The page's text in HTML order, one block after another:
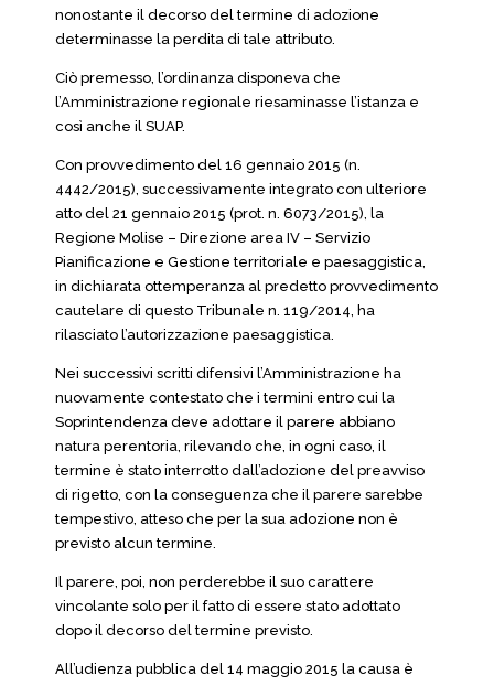
nonostante il decorso del termine di adozione
determinasse la perdita di tale attributo.
Ciò premesso, l’ordinanza disponeva che
l’Amministrazione regionale riesaminasse l’istanza e
così anche il SUAP.
Con provvedimento del 16 gennaio 2015 (n.
4442/2015), successivamente integrato con ulteriore
atto del 21 gennaio 2015 (prot. n. 6073/2015), la
Regione Molise – Direzione area IV – Servizio
Pianificazione e Gestione territoriale e paesaggistica,
in dichiarata ottemperanza al predetto provvedimento
cautelare di questo Tribunale n. 119/2014, ha
rilasciato l’autorizzazione paesaggistica.
Nei successivi scritti difensivi l’Amministrazione ha
nuovamente contestato che i termini entro cui la
Soprintendenza deve adottare il parere abbiano
natura perentoria, rilevando che, in ogni caso, il
termine è stato interrotto dall’adozione del preavviso
di rigetto, con la conseguenza che il parere sarebbe
tempestivo, atteso che per la sua adozione non è
previsto alcun termine.
Il parere, poi, non perderebbe il suo carattere
vincolante solo per il fatto di essere stato adottato
dopo il decorso del termine previsto.
All’udienza pubblica del 14 maggio 2015 la causa è